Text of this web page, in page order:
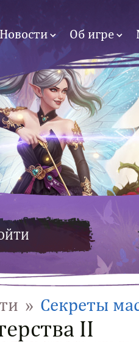
Новости Об игре
» Секреты
II